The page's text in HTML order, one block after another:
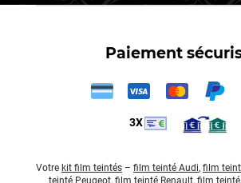
Paiement
3X
Votre kit film teintés – film teinté Audi, film
teinté Peugeot, film teinté Renault, film teinté